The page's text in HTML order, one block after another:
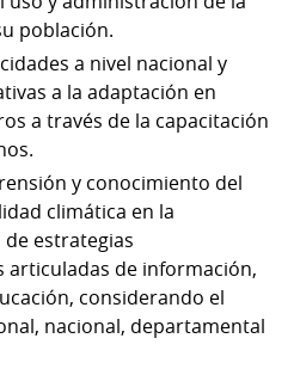
población.
a nivel nacional y
a la adaptación en
a través de la capacitación
y conocimiento del
climática en la
estrategias
de información,
considerando el
nacional, departamental